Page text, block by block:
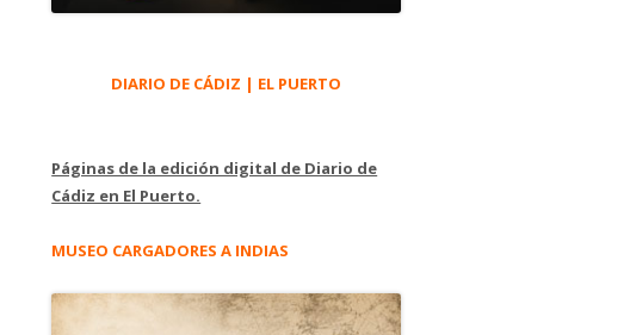
DIARIO DE CÁDIZ | EL PUERTO
Páginas de la edición digital de Diario de
Cádiz en El Puerto.
MUSEO CARGADORES A INDIAS